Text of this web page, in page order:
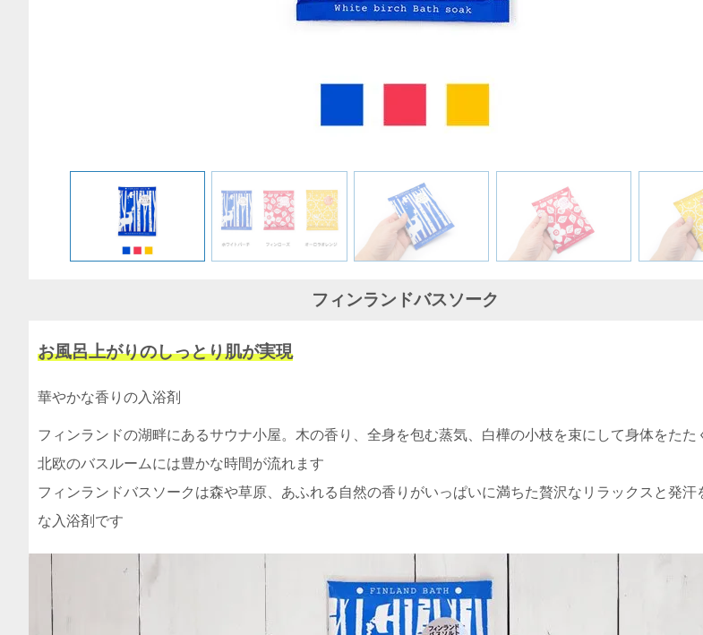
フィンランドバスソーク
お風呂上がりのしっとり肌が実現
華やかな香りの入浴剤
フィンランドの湖畔にあるサウナ小屋。木の香り、全身を包む蒸気、白樺の小枝を束にして身体をたた
北欧のバスルームには豊かな時間が流れます
フィンランドバスソークは森や草原、あふれる自然の香りがいっぱいに満ちた贅沢なリラックスと発汗
な入浴剤です